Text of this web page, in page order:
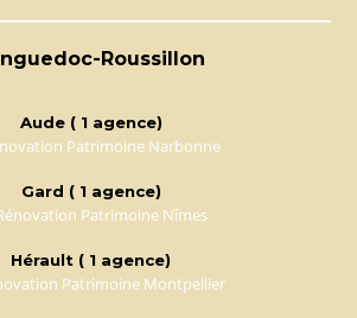
Roussillon
Aude ( 1 agence)
Patrimoine Narbonne
Gard ( 1 agence)
Patrimoine Nîmes
Hérault ( 1 agence)
Patrimoine Montpellier